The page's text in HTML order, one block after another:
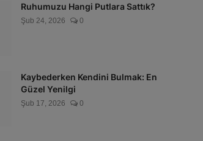
Ruhumuzu Hangi Putlara Sattık?
Şub 24, 2026 0
Kaybederken Kendini Bulmak: En
Güzel Yenilgi
Şub 17, 2026 0